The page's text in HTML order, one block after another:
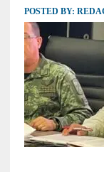
POSTED BY: